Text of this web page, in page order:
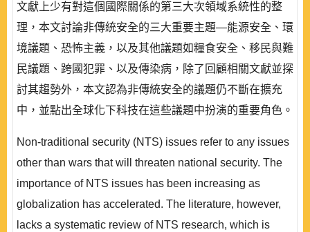
文獻上少有對這個國際關係的第三大次領域系統性的整
理，本文討論非傳統安全的三大重要主題—能源安全、環
境議題、恐怖主義，以及其他議題如糧食安全、移民與難
民議題、跨國犯罪、以及傳染病，除了回顧相關文獻並探
討其趨勢外，本文認為非傳統安全的議題仍不斷在擴充
中，並點出全球化下科技在這些議題中扮演的重要角色。
Non-traditional security (NTS) issues refer to any issues
other than wars that will threaten national security. The
importance of NTS issues has been increasing as
globalization has accelerated. The literature, however,
lacks a systematic review of NTS research, which is